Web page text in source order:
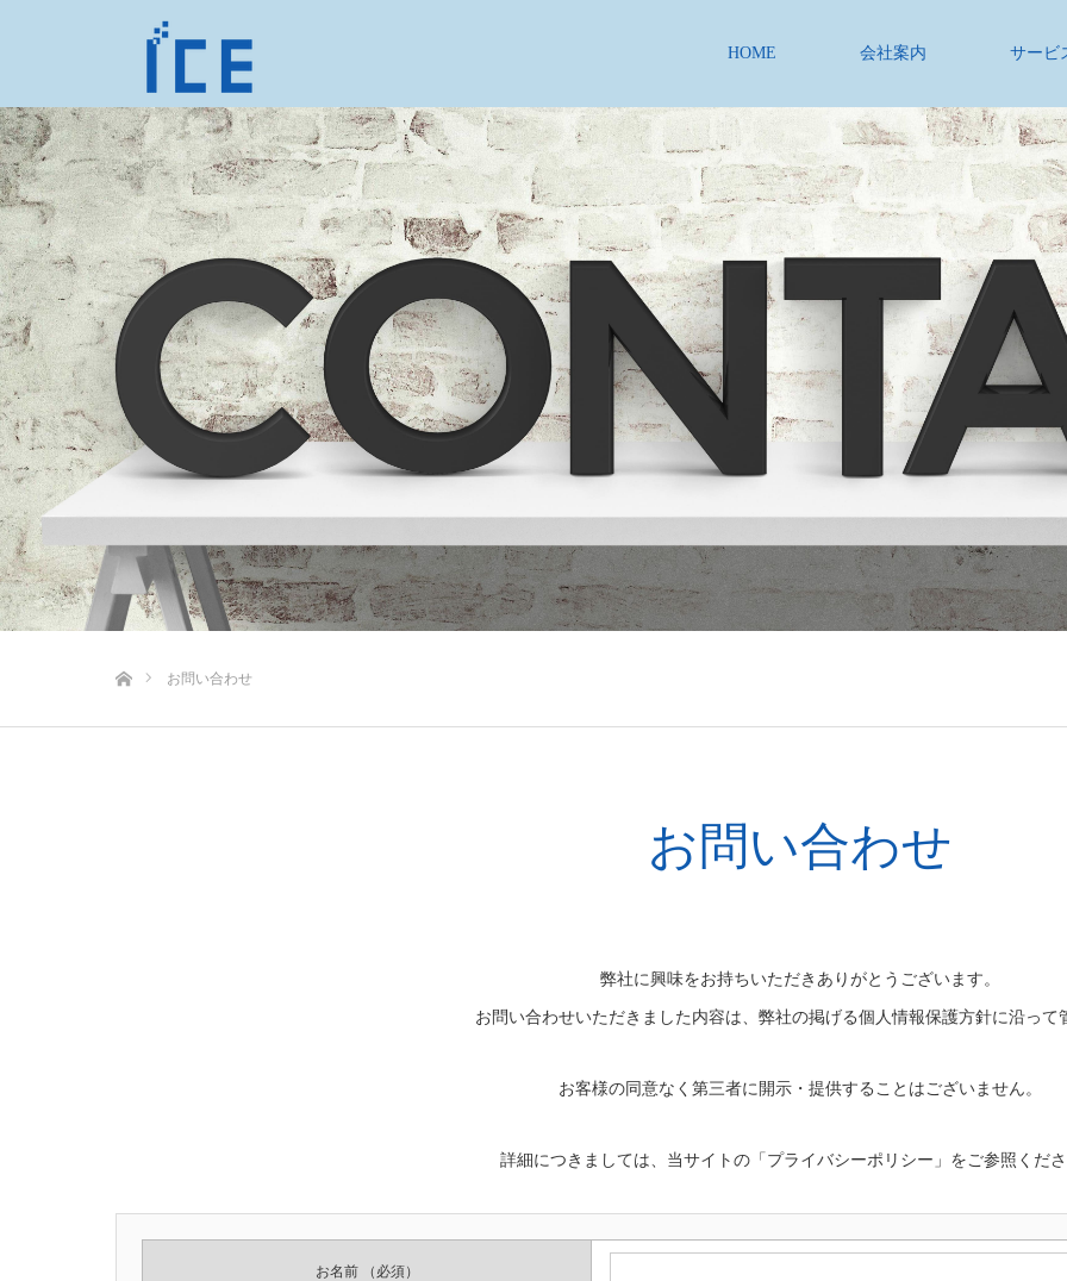
HOME 会社案内 サービ
お問い合わせ
お問い合わせ
弊社に興味をお持ちいただきありがとうございます。
お問い合わせいただきました内容は、弊社の掲げる個人情報保護方針に沿って
お客様の同意なく第三者に開示・提供することはございません。
詳細につきましては、当サイトの「プライバシーポリシー」をご参照くだ
お名前 （必須）